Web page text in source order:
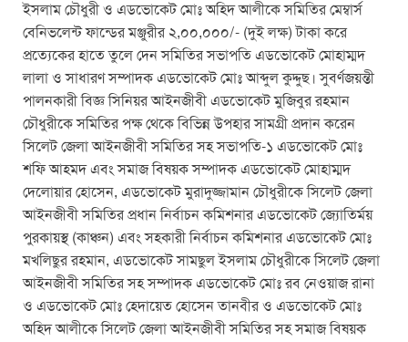
ইসলাম চৌধুরী ও এডভোকেট মোঃ অহিদ আলীকে সমিতির মেম্বার্স
বেনিভলেন্ট ফান্ডের মঞ্জুরীর ২,০০,০০০/- (দুই লক্ষ) টাকা করে
প্রত্যেকের হাতে তুলে দেন সমিতির সভাপতি এডভোকেট মোহাম্মদ
লালা ও সাধারণ সম্পাদক এডভোকেট মোঃ আব্দুল কুদ্দুছ। সুবর্ণজয়ন্তী
পালনকারী বিজ্ঞ সিনিয়র আইনজীবী এডভোকেট মুজিবুর রহমান
চৌধুরীকে সমিতির পক্ষ থেকে বিভিন্ন উপহার সামগ্রী প্রদান করেন
সিলেট জেলা আইনজীবী সমিতির সহ সভাপতি-১ এডভোকেট মোঃ
শফি আহমদ এবং সমাজ বিষয়ক সম্পাদক এডভোকেট মোহাম্মদ
দেলোয়ার হোসেন, এডভোকেট মুরাদুজ্জামান চৌধুরীকে সিলেট জেলা
আইনজীবী সমিতির প্রধান নির্বাচন কমিশনার এডভোকেট জ্যোতির্ময়
পুরকায়স্থ (কাঞ্চন) এবং সহকারী নির্বাচন কমিশনার এডভোকেট মোঃ
মখলিছুর রহমান, এডভোকেট সামছুল ইসলাম চৌধুরীকে সিলেট জেলা
আইনজীবী সমিতির সহ সম্পাদক এডভোকেট মোঃ রব নেওয়াজ রানা
ও এডভোকেট মোঃ হেদায়েত হোসেন তানবীর ও এডভোকেট মোঃ
অহিদ আলীকে সিলেট জেলা আইনজীবী সমিতির সহ সমাজ বিষয়ক